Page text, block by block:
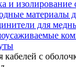
и изолирование
материалы
для
с